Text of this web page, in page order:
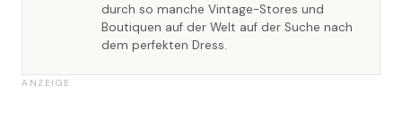
durch so manche Vintage-Stores und
Boutiquen auf der Welt auf der Suche nach
dem perfekten Dress.
ANZEIGE